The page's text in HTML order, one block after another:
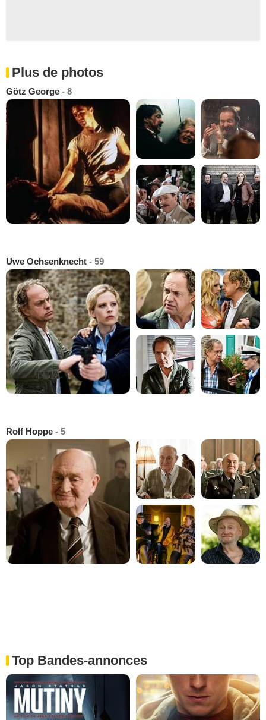
Plus de photos
Götz George - 8
Uwe Ochsenknecht - 59
Rolf Hoppe - 5
Top Bandes-annonces